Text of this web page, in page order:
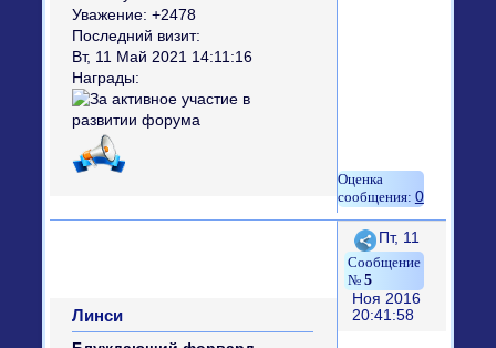
Уважение: +2478
Последний визит:
Вт, 11 Май 2021 14:11:16
Награды:
0
Поделиться
5
Пт, 11
Ноя 2016
20:41:58
Линси